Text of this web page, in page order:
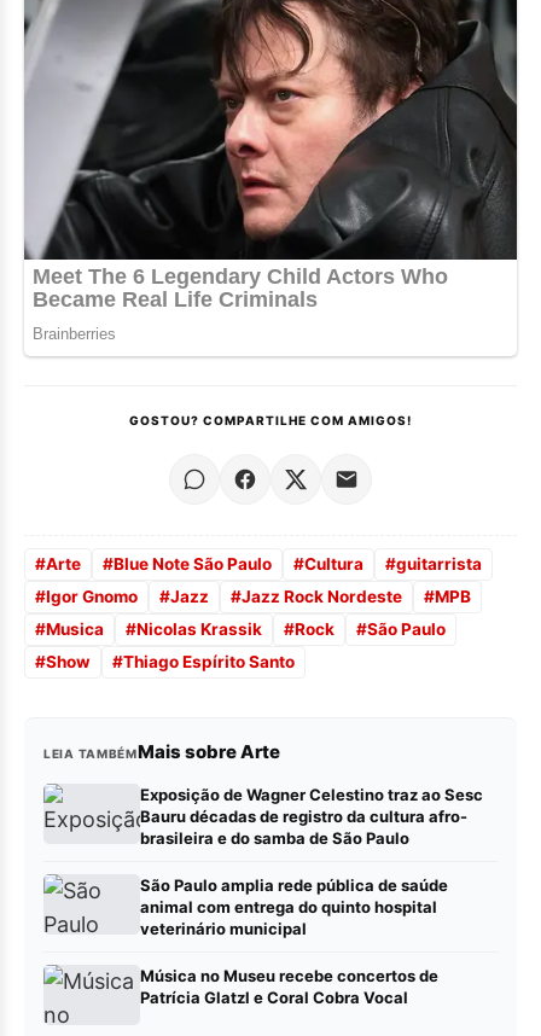
GOSTOU? COMPARTILHE COM AMIGOS!
#Arte #Blue Note São Paulo #Cultura #guitarrista
#Igor Gnomo #Jazz #Jazz Rock Nordeste #MPB
#Musica #Nicolas Krassik #Rock #São Paulo
#Show #Thiago Espírito Santo
LEIA TAMBÉMMais sobre Arte
Exposição de Wagner Celestino traz ao Sesc
Bauru décadas de registro da cultura afro-
brasileira e do samba de São Paulo
São Paulo amplia rede pública de saúde
animal com entrega do quinto hospital
veterinário municipal
Música no Museu recebe concertos de
Patrícia Glatzl e Coral Cobra Vocal